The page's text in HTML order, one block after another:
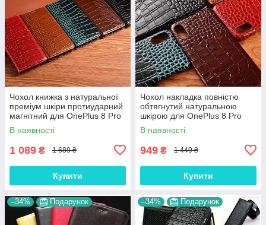
Чохол книжка з натуральної
преміум шкіри протиударний
магнітний для OnePlus 8 Pro
"CROCODILE"
В наявності
1 089 ₴ 1 689 ₴
Купити
Чохол накладка повністю
обтягнутий натуральною
шкірою для OnePlus 8 Pro
"SIGNATURE"
В наявності
949 ₴ 1 449 ₴
Купити
–34% Подарунок –34% Подарунок